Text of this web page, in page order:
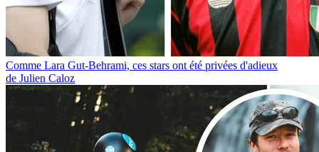
Comme Lara Gut-Behrami, ces stars ont été privées d'adieux
de Julien Caloz